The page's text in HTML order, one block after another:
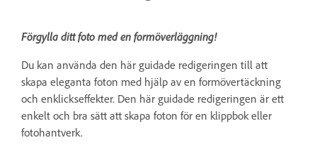
Förgylla ditt foto med en formöverläggning!
Du kan använda den här guidade redigeringen till att
skapa eleganta foton med hjälp av en formövertäckning
och enklickseffekter. Den här guidade redigeringen är ett
enkelt och bra sätt att skapa foton för en klippbok eller
fotohantverk.